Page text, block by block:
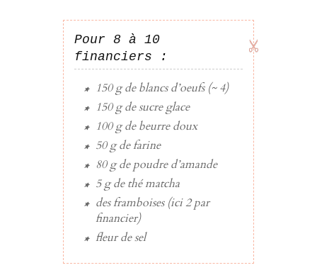
Pour 8 à 10
financiers :
150 gdeblancs d’oeufs(~ 4)
150 gdesucre glace
100 gdebeurredoux
50 gdefarine
80 gdepoudre d’amande
5 gdethé matcha
desframboises(ici 2 par
financier)
fleur de sel